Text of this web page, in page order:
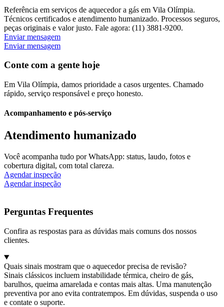
Referência em serviços de aquecedor a gás em Vila Olímpia.
Técnicos certificados e atendimento humanizado. Processos seguros,
peças originais e valor justo. Fale agora: (11) 3881-9200.
Enviar mensagem
Enviar mensagem
Conte com a gente hoje
Em Vila Olímpia, damos prioridade a casos urgentes. Chamado
rápido, serviço responsável e preço honesto.
Acompanhamento e pós-serviço
Atendimento humanizado
Você acompanha tudo por WhatsApp: status, laudo, fotos e
cobertura digital, com total clareza.
Agendar inspeção
Agendar inspeção
Perguntas Frequentes
Confira as respostas para as dúvidas mais comuns dos nossos
clientes.
Quais sinais mostram que o aquecedor precisa de revisão?
Sinais clássicos incluem instabilidade térmica, cheiro de gás,
barulhos, queima amarelada e contas mais altas. Uma manutenção
preventiva por ano evita contratempos. Em dúvidas, suspenda o uso
e contate o suporte.